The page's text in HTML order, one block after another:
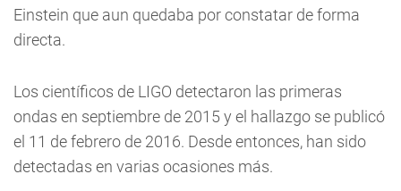
Einstein que aun quedaba por constatar de forma
directa.
Los científicos de LIGO detectaron las primeras
ondas en septiembre de 2015 y el hallazgo se publicó
el 11 de febrero de 2016. Desde entonces, han sido
detectadas en varias ocasiones más.